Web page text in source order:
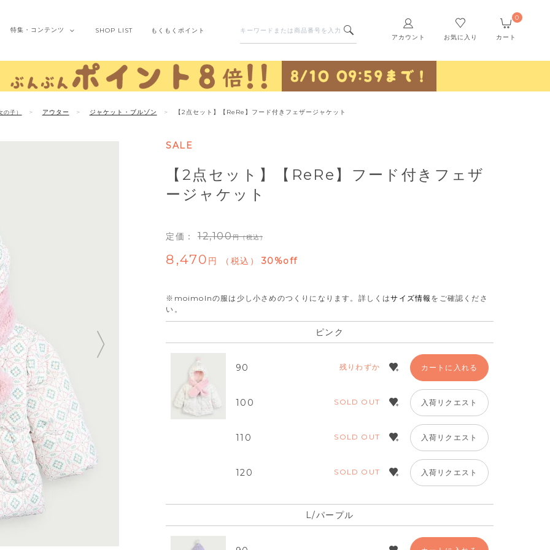
アカウント お気に入り カート
0
特集・ コンテンツ SHOP LIST もくもくポイント
の子） アウター ジャケット・ブルゾン 【2点セット】【ReRe】フード付きフェザージャケット
SALE
【2点セット】【ReRe】フード付きフェザ
ージャケット
定価： 12,100 （税込）
8,470 税込 30%off
※moimolnの服は少し小さめのつくりになります。 詳しくはサイズ情報 をご確認くださ
い。
ピンク
90 残りわずか カートに入れる
100 SOLD OUT 入荷リクエスト
110 SOLD OUT 入荷リクエスト
120 SOLD OUT 入荷リクエスト
L/パープル